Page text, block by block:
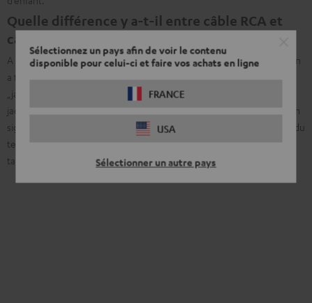
Sélectionnez un pays afin de voir le contenu
disponible pour celui-ci et faire vos achats en ligne
FRANCE
USA
Sélectionner un autre pays
Quelle différence y a-t-il entre câble RCA et
câble jack ?
A côté descâbles RCAsont souvent mentionnés les câbles jack et l’on
a tendance à confondre les deux. En réalité la mention „AUX“ ou
„jack“ fait référence aux entrées analogues d’un appareil. Un câble
jack n’est donc rien d’autre qu’un câble en mesure de transmettre un
signal analogue, peu importe la forme de l’embout. Comme l’usage du
terme jack pour un type d’embout s’est imposé, le langage courant
tant à induire les éventuels intéressés en erreur.